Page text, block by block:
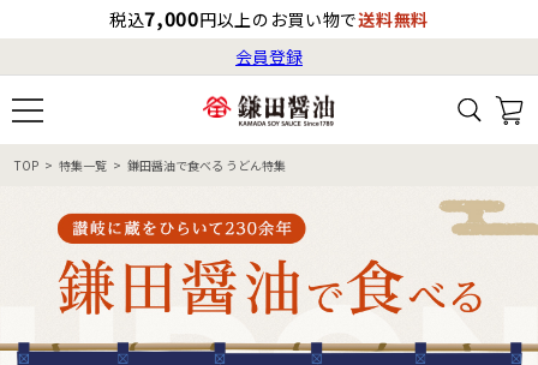
税込7,000円以上のお買い物で送料無料
会員登録
ログイン
会員登録
すべての商品一覧
商品カテゴリ
ギフト
すべてから検索
カタログ番号・記号検索
TOP 特集一覧 鎌田醤油で食べる うどん特集
最短お届け日（国内）の目安
8月7日（金） 13:00
へのお届け予定日は
8月8日（土） です。